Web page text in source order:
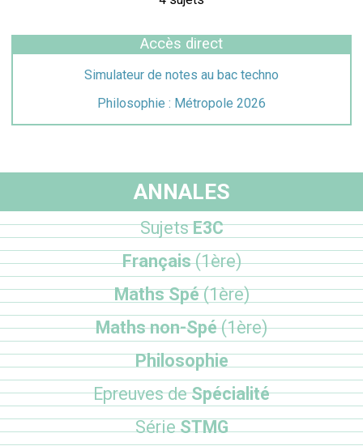
Accès direct
Simulateur de notes au bac techno
Philosophie : Métropole 2026
ANNALES
SujetsE3C
Français(1ère)
Maths Spé(1ère)
Maths non-Spé(1ère)
Philosophie
Epreuves deSpécialité
SérieSTMG